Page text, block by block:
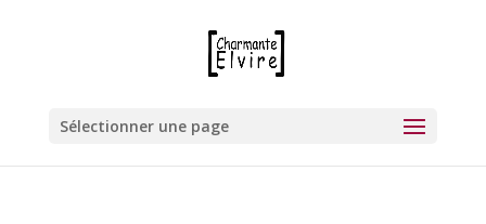
Sélectionner une page